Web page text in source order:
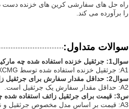
راه حل های سفارشی کرین های خزنده دست
را برآورده می کند.
سوالات متداول:
سوال1: جرثقیل خزنده استفاده شده چه مارکیه؟
A1: جرثقیل خزنده استفاده شده توسط XCMG، یک مارک معتبر از چین ساخته شده است.
سوال2: حداقل مقدار سفارش برای جرثقیل زائف استفاده شده چیست؟
A2: حداقل مقدار سفارش یک جرثقیل است.
س3: قیمت برای جرثقیل زائف استفاده شده چگونه تعیین می شود؟
A3: قیمت بر اساس مدل مخصوص جرثقیل و نیازهای مشتری قابل مذاکره است.